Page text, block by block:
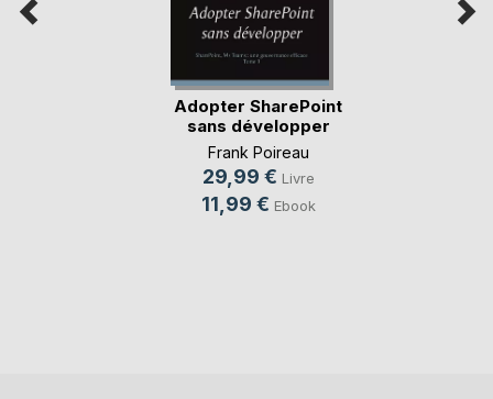
Adopter SharePoint
sans développer
Frank Poireau
29,99 € Livre
11,99 € Ebook